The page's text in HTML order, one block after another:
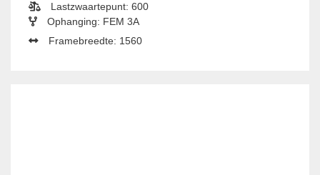
Lastzwaartepunt: 600
Ophanging: FEM 3A
Framebreedte: 1560